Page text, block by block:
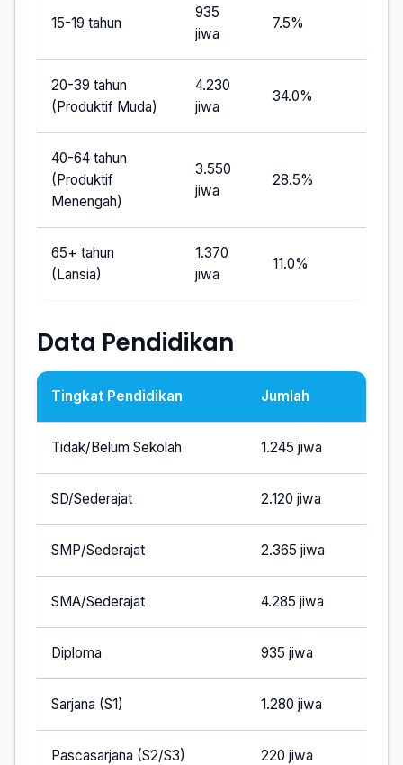
15-19 tahun
935
jiwa
7.5%
20-39 tahun
(Produktif Muda)
4.230
jiwa
34.0%
40-64 tahun
(Produktif
Menengah)
3.550
jiwa
28.5%
65+ tahun
(Lansia)
1.370
jiwa
11.0%
Data Pendidikan
Tingkat Pendidikan Jumlah
Tidak/Belum Sekolah 1.245 jiwa
SD/Sederajat 2.120 jiwa
SMP/Sederajat 2.365 jiwa
SMA/Sederajat 4.285 jiwa
Diploma 935 jiwa
Sarjana (S1) 1.280 jiwa
Pascasarjana (S2/S3) 220 jiwa